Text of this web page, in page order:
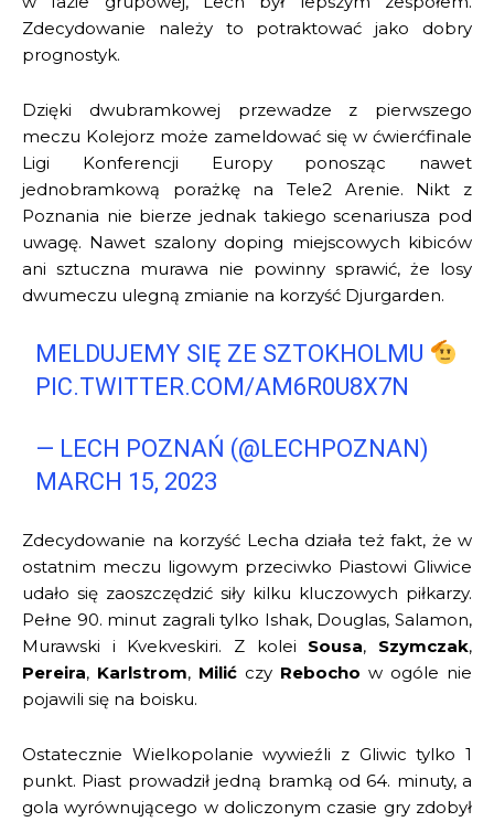
Zdecydowanie należy to potraktować jako dobry
prognostyk.
Dzięki dwubramkowej przewadze z pierwszego
meczu Kolejorz może zameldować się w ćwierćfinale
Ligi Konferencji Europy ponosząc nawet
jednobramkową porażkę na Tele2 Arenie. Nikt z
Poznania nie bierze jednak takiego scenariusza pod
uwagę. Nawet szalony doping miejscowych kibiców
ani sztuczna murawa nie powinny sprawić, że losy
dwumeczu ulegną zmianie na korzyść Djurgarden.
MELDUJEMY SIĘ ZE SZTOKHOLMU
PIC.TWITTER.COM/AM6R0U8X7N
— LECH POZNAŃ (@LECHPOZNAN)
MARCH 15, 2023
Zdecydowanie na korzyść Lecha działa też fakt, że w
ostatnim meczu ligowym przeciwko Piastowi Gliwice
udało się zaoszczędzić siły kilku kluczowych piłkarzy.
Pełne 90. minut zagrali tylko Ishak, Douglas, Salamon,
Murawski i Kvekveskiri. Z kolei Sousa, Szymczak,
Pereira, Karlstrom, Milić czy Rebocho w ogóle nie
pojawili się na boisku.
Ostatecznie Wielkopolanie wywieźli z Gliwic tylko 1
punkt. Piast prowadził jedną bramką od 64. minuty, a
gola wyrównującego w doliczonym czasie gry zdobył